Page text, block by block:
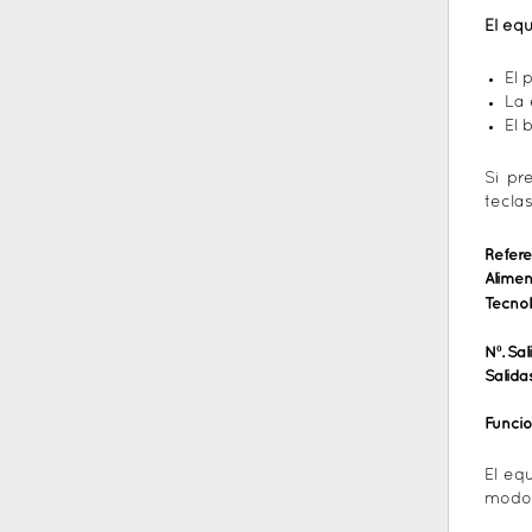
El
El
La
El
Si
Nº.
El